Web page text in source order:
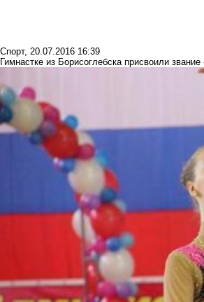
Спорт, 20.07.2016 16:39
Гимнастке из Борисоглебска присвоили